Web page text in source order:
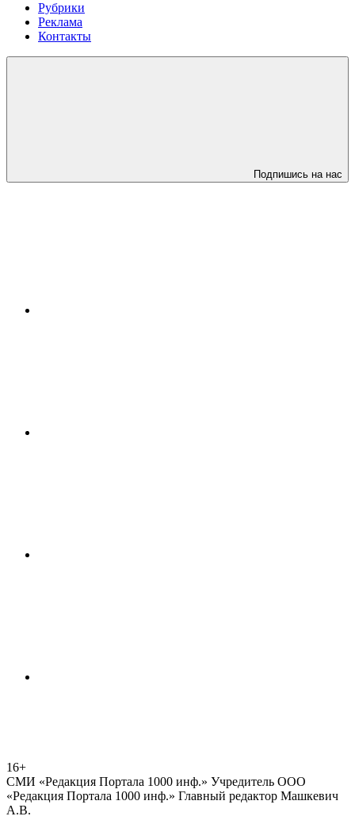
Рубрики
Реклама
Контакты
Подпишись на нас
16+
СМИ «Редакция Портала 1000 инф.» Учредитель ООО
«Редакция Портала 1000 инф.» Главный редактор Машкевич
А.В.